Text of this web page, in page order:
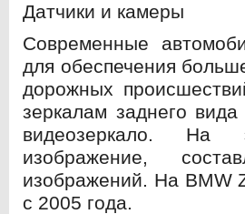
Датчики и камеры
Современные
для обеспечения
дорожных
зеркалам заднего
видеозеркало. На
изображение,
изображений. На BMW
с 2005 года.